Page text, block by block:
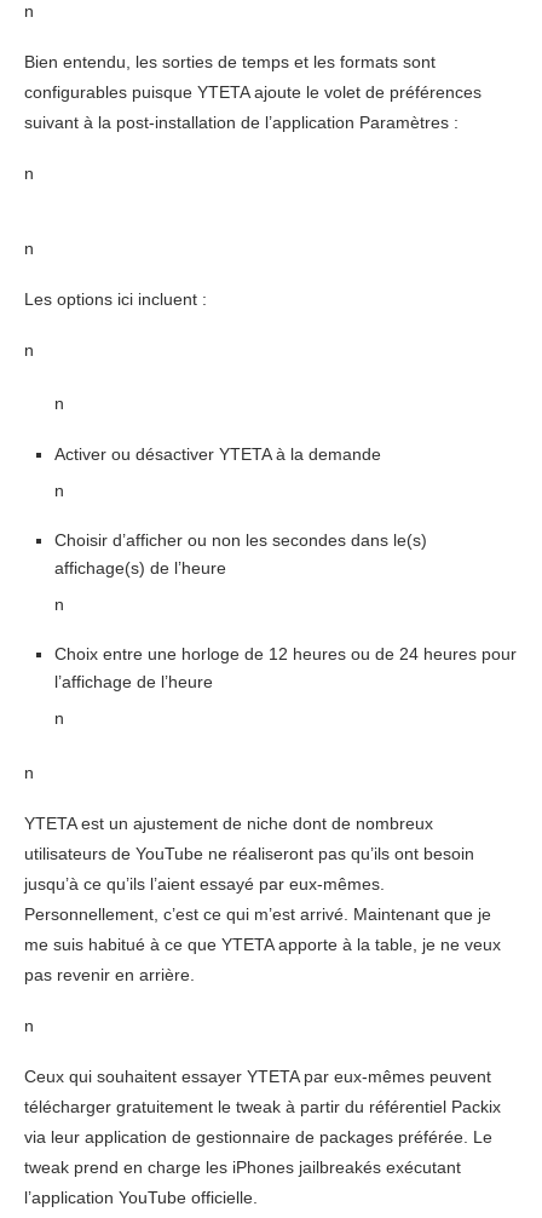
n
Bien entendu, les sorties de temps et les formats sont
configurables puisque YTETA ajoute le volet de préférences
suivant à la post-installation de l’application Paramètres :
n
n
Les options ici incluent :
n
n
Activer ou désactiver YTETA à la demande
n
Choisir d’afficher ou non les secondes dans le(s)
affichage(s) de l’heure
n
Choix entre une horloge de 12 heures ou de 24 heures pour
l’affichage de l’heure
n
n
YTETA est un ajustement de niche dont de nombreux
utilisateurs de YouTube ne réaliseront pas qu’ils ont besoin
jusqu’à ce qu’ils l’aient essayé par eux-mêmes.
Personnellement, c’est ce qui m’est arrivé. Maintenant que je
me suis habitué à ce que YTETA apporte à la table, je ne veux
pas revenir en arrière.
n
Ceux qui souhaitent essayer YTETA par eux-mêmes peuvent
télécharger gratuitement le tweak à partir du référentiel Packix
via leur application de gestionnaire de packages préférée. Le
tweak prend en charge les iPhones jailbreakés exécutant
l’application YouTube officielle.